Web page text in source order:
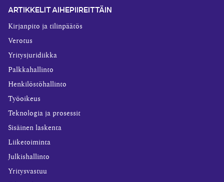
ARTIKKELIT AIHEPIIREITTÄIN
Kirjanpito ja tilinpäätös
Verotus
Yritysjuridiikka
Palkkahallinto
Henkilöstöhallinto
Työoikeus
Teknologia ja prosessit
Sisäinen laskenta
Liiketoiminta
Julkishallinto
Yritysvastuu